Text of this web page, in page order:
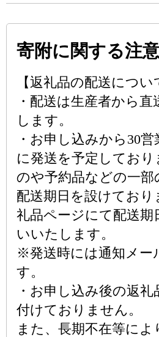
寄附に関する注
【返礼品の配送につい
・配送は生産者から
します。
・お申し込みから30
に発送を予定しており
のや予約品などの一部
配送期日を設けており
礼品ページにて配送期
いいたします。
※発送時には通知メー
す。
・お申し込み後の返
付けておりません。
また、長期不在等によ